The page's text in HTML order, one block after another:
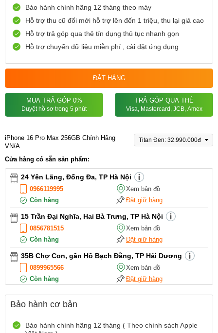
Bảo hành chính hãng 12 tháng theo máy
Hỗ trợ thu cũ đổi mới hỗ trợ lên đến 1 triệu, thu lại giá cao
Hỗ trợ trả góp qua thẻ tín dụng thủ tục nhanh gọn
Hỗ trợ chuyển dữ liệu miễn phí , cài đặt ứng dụng
ĐẶT HÀNG
MUA TRẢ GÓP 0%
Duyệt hồ sơ trong 5 phút
TRẢ GÓP QUA THẺ
Visa, Mastercard, JCB, Amex
iPhone 16 Pro Max 256GB Chính Hãng
VN/A
Titan Đen: 32.990.000đ
Cửa hàng có sẵn sản phẩm:
24 Yên Lãng, Đống Đa, TP Hà Nội
0966119995
Xem bản đồ
Còn hàng
Đặt giữ hàng
15 Trần Đại Nghĩa, Hai Bà Trưng, TP Hà Nội
0856781515
Xem bản đồ
Còn hàng
Đặt giữ hàng
35B Chợ Con, gần Hồ Bạch Đằng, TP Hải Dương
0899965566
Xem bản đồ
Còn hàng
Đặt giữ hàng
12 Điện Biên Phủ, TP Hải Phòng
0916551212
Bảo hành cơ bản
Bảo hành chính hãng 12 tháng ( Theo chính sách Apple